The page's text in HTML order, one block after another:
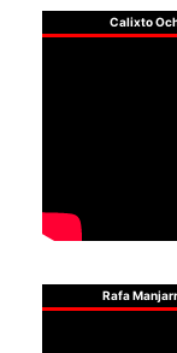
Calixto
Rafa